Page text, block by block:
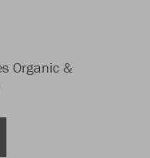
Organic &